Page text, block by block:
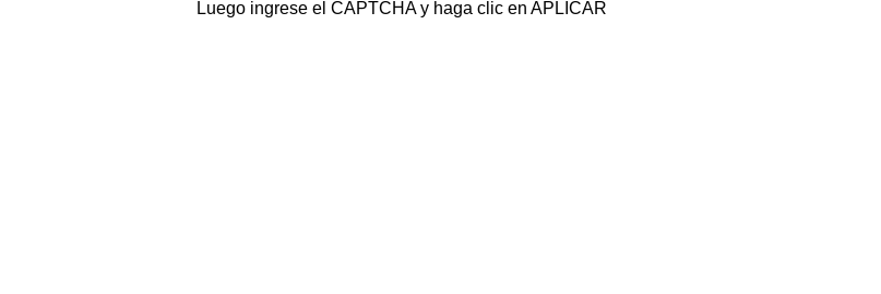
Luego ingrese el CAPTCHA y haga clic en APLICAR